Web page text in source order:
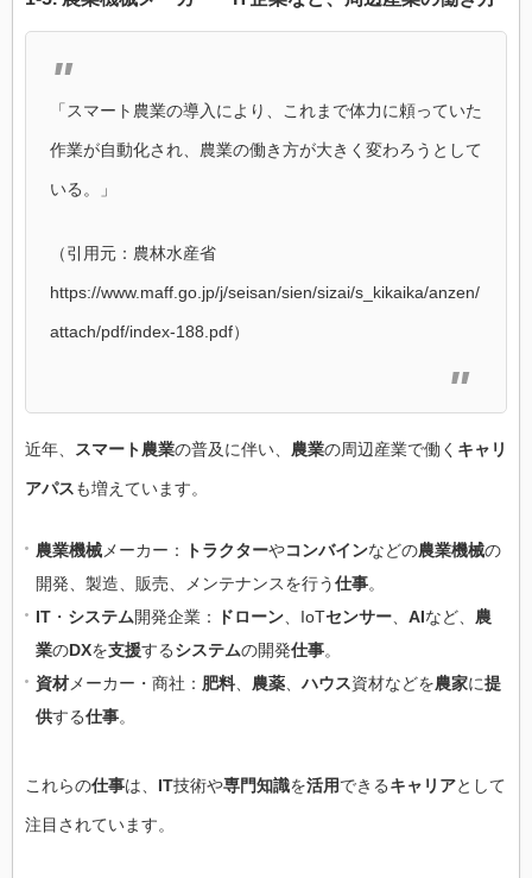
「スマート農業の導入により、これまで体力に頼っていた
作業が自動化され、農業の働き方が大きく変わろうとして
いる。」
（引用元：農林水産省
https://www.maff.go.jp/j/seisan/sien/sizai/s_kikaika/anzen/
attach/pdf/index-188.pdf）
近年、 スマート農業の普及に伴い、 農業の周辺産業で働く キャリ
アパスも増えています。
農業機械 メーカー： トラクターやコンバインなどの農業機械の
開発、製造、販売、メンテナンスを行う仕事。
IT ・ システム開発企業： ドローン 、IoTセンサー AIなど、 農
業のDXを支援するシステムの開発仕事。
資材 メーカー・商社： 肥料 農薬 、ハウス資材などを農家に提
供する仕事。
これらの仕事は、 IT技術や専門知識を活用できるキャリアとして
注目されています。